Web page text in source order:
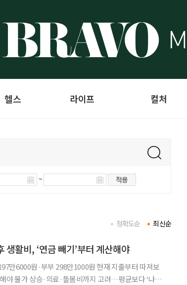
헬스 라이프 컬처
~ 적용
최신순
정확도순
생활비, ‘연금 빼기’부터 계산해야
만6000원·부부 298만1000원 현재 지출부터 따져보
야 물가 상승·의료·돌봄비까지 고려…평균보다 ‘나만